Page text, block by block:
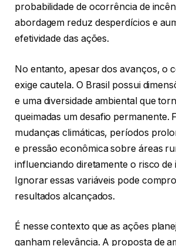
probabilidade de ocorrência de
abordagem reduz desperdícios e
efetividade das ações.
No entanto, apesar dos avanços, o
exige cautela. O Brasil possui
e uma diversidade ambiental que
queimadas um desafio permanente.
mudanças climáticas, períodos
e pressão econômica sobre áreas
influenciando diretamente o risco de
Ignorar essas variáveis pode
resultados alcançados.
É nesse contexto que as ações
ganham relevância. A proposta de